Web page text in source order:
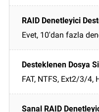
Evet, 10'dan fazla
FAT, NTFS, Ext2/3/4,